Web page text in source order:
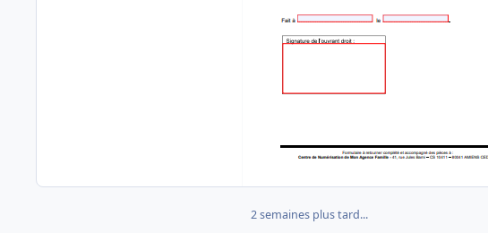
2 semaines plus tard...